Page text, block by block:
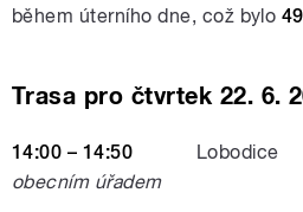
během úterního dne, což bylo
Trasa pro čtvrtek 22. 6.
14:00 – 14:50
obecním úřadem